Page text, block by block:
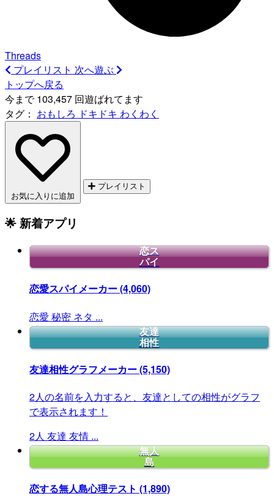
Threads
プレイリスト 次へ遊ぶ
トップへ戻る
今まで 103,457 回遊ばれてます
タグ： おもしろ ドキドキ わくわく
お気に入りに追加
プレイリスト
🌟 新着アプリ
恋ス
パイ
恋愛スパイメーカー(4,060)
恋愛 秘密 ネタ ...
友達
相性
友達相性グラフメーカー(5,150)
2人の名前を入力すると、友達としての相性がグラフ
で表示されます！
2人 友達 友情 ...
無人
島
恋する無人島心理テスト (1,890)